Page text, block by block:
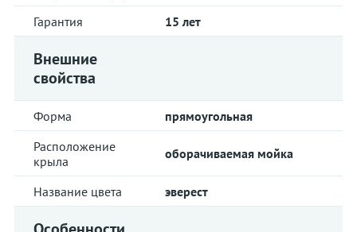
Гарантия
15 лет
Внешние
свойства
Форма
прямоугольная
Расположение
крыла
оборачиваемая мойка
Название цвета эверест